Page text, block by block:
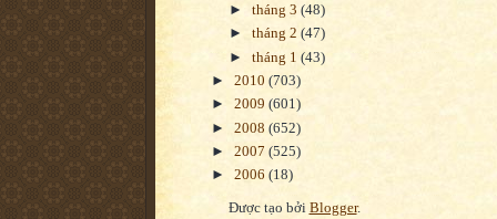
► tháng 3 (48)
► tháng 2 (47)
► tháng 1 (43)
► 2010 (703)
► 2009 (601)
► 2008 (652)
► 2007 (525)
► 2006 (18)
Được tạo bởi Blogger.